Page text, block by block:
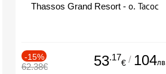
Thassos Grand Resort - о. Тасос
-15%
62.38€ 53.17
€ / 104лв.